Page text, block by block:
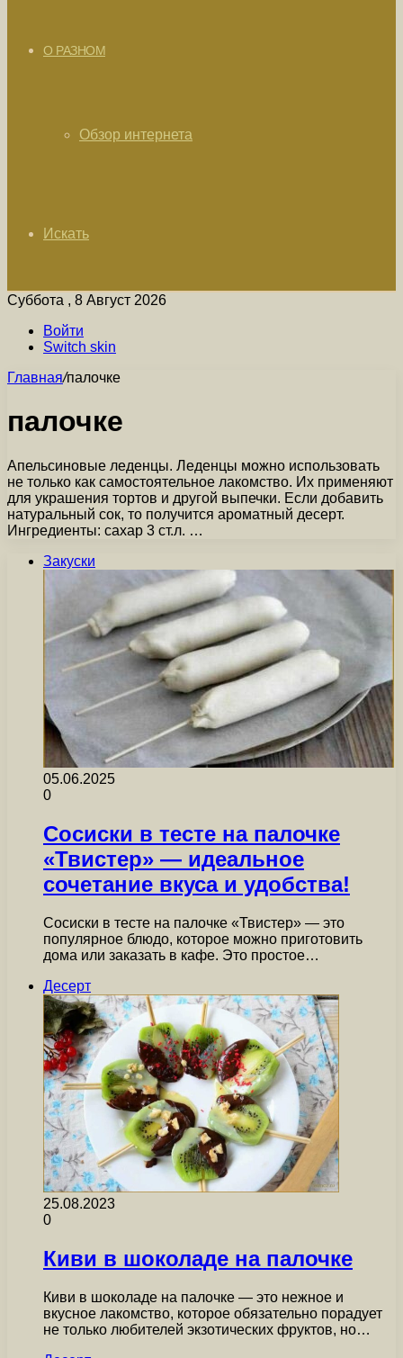
О РАЗНОМ
Обзор интернета
Искать
Суббота , 8 Август 2026
Войти
Switch skin
Главная/палочке
палочке
Апельсиновые леденцы. Леденцы можно использовать
не только как самостоятельное лакомство. Их применяют
для украшения тортов и другой выпечки. Если добавить
натуральный сок, то получится ароматный десерт.
Ингредиенты: сахар 3 ст.л. …
Закуски
05.06.2025
0
Сосиски в тесте на палочке
«Твистер» — идеальное
сочетание вкуса и удобства!
Сосиски в тесте на палочке «Твистер» — это
популярное блюдо, которое можно приготовить
дома или заказать в кафе. Это простое…
Десерт
25.08.2023
0
Киви в шоколаде на палочке
Киви в шоколаде на палочке — это нежное и
вкусное лакомство, которое обязательно порадует
не только любителей экзотических фруктов, но…